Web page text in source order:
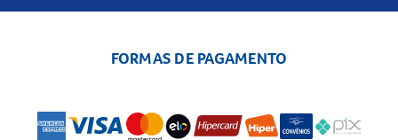
FORMAS DE PAGAMENTO